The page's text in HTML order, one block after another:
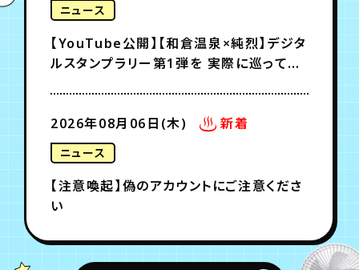
ニュース
【YouTube公開】【和倉温泉×純烈】デジタ
ルスタンプラリー第1弾を 実際に巡ってみ
2026年08月06日(木)
ニュース
新着
【注意喚起】偽のアカウントにご注意くださ
い